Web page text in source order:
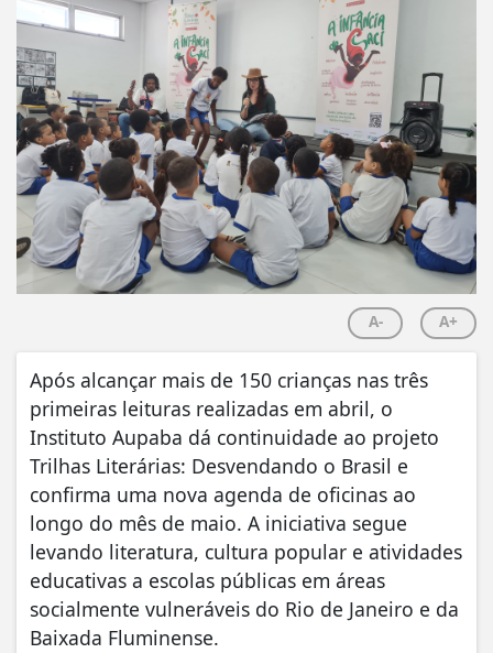
A- A+
Após alcançar mais de 150 crianças nas três
primeiras leituras realizadas em abril, o
Instituto Aupaba dá continuidade ao projeto
Trilhas Literárias: Desvendando o Brasil e
confirma uma nova agenda de oficinas ao
longo do mês de maio. A iniciativa segue
levando literatura, cultura popular e atividades
educativas a escolas públicas em áreas
socialmente vulneráveis do Rio de Janeiro e da
Baixada Fluminense.